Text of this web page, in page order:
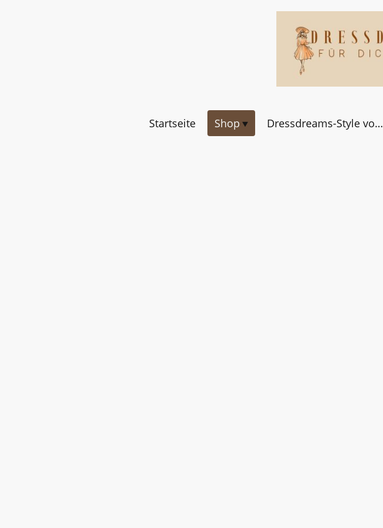
Startseite Shop Dressdreams-Style von Kundinnen